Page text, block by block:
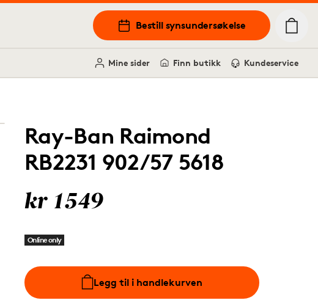
Bestill synsundersøkelse
Mine sider Finn butikk Kundeservice
Ray-Ban Raimond
RB2231 902/57 5618
kr 1549
Online only
Legg til i handlekurven